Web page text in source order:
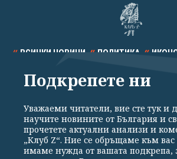
ВСИЧКИ НОВИНИ ПОЛИТИКА
СПОРТ КУЛТУРА ТЕХНОЛОГИИ
Подкрепете ни
Уважаеми читатели, вие сте тук и
научите новините от България и
прочетете актуални анализи и
„Клуб Z“. Ние се обръщаме към вас
имаме нужда от вашата подкрепа,